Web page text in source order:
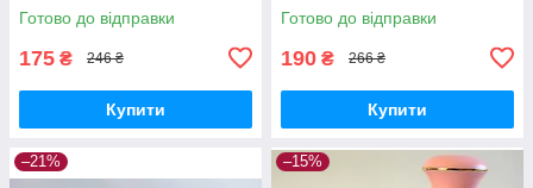
Готово до відправки
175 ₴ 246 ₴
Купити
Готово до відправки
190 ₴ 266 ₴
Купити
–21% –15%